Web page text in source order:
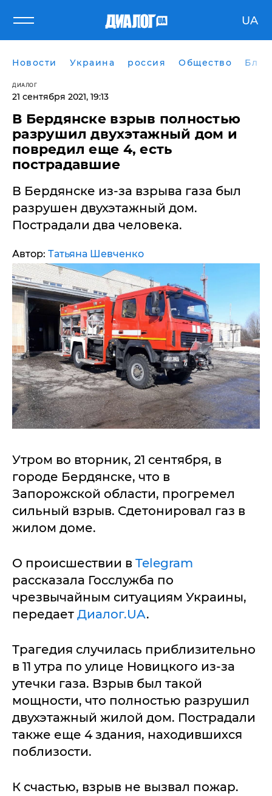
UA
Новости Украина россия Общество
ДИАЛОГ
21 сентября 2021, 19:13
В Бердянске взрыв полностью
разрушил двухэтажный дом и
повредил еще 4, есть
пострадавшие
В Бердянске из-за взрыва газа был
разрушен двухэтажный дом.
Пострадали два человека.
Автор: Татьяна Шевченко
Утром во вторник, 21 сентября, в
городе Бердянске, что в
Запорожской области, прогремел
сильный взрыв. Сдетонировал газ в
жилом доме.
О происшествии в Telegram
рассказала Госслужба по
чрезвычайным ситуациям Украины,
передает Диалог.UA.
Трагедия случилась приблизительно
в 11 утра по улице Новицкого из-за
утечки газа. Взрыв был такой
мощности, что полностью разрушил
двухэтажный жилой дом. Пострадали
также еще 4 здания, находившихся
поблизости.
К счастью, взрыв не вызвал пожар.